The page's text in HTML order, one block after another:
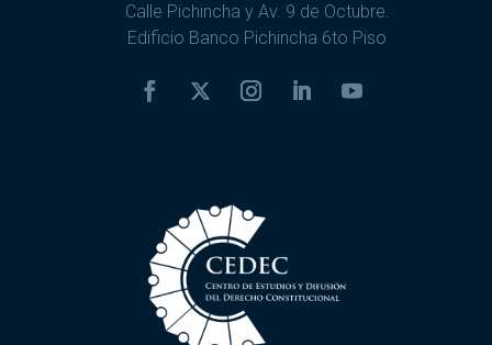
Calle Pichincha y Av. 9 de Octubre.
Edificio Banco Pichincha 6to Piso